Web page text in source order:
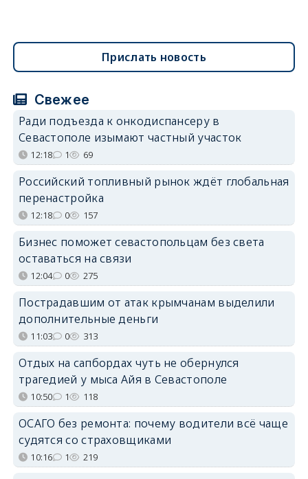
Прислать новость
Свежее
Ради подъезда к онкодиспансеру в
Севастополе изымают частный участок
12:18 1 69
Российский топливный рынок ждёт глобальная
перенастройка
12:18 0 157
Бизнес поможет севастопольцам без света
оставаться на связи
12:04 0 275
Пострадавшим от атак крымчанам выделили
дополнительные деньги
11:03 0 313
Отдых на сапбордах чуть не обернулся
трагедией у мыса Айя в Севастополе
10:50 1 118
ОСАГО без ремонта: почему водители всё чаще
судятся со страховщиками
10:16 1 219